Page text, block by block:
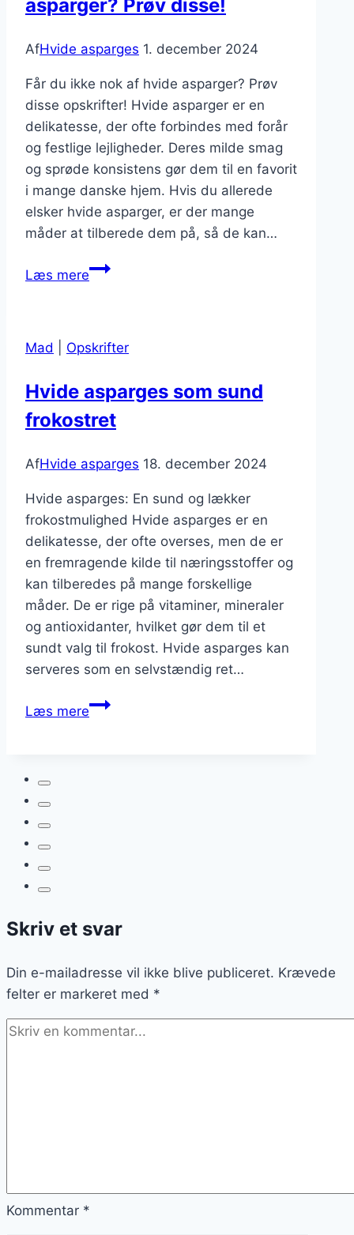
asparger? Prøv disse!
AfHvide asparges 1. december 2024
Får du ikke nok af hvide asparger? Prøv
disse opskrifter! Hvide asparger er en
delikatesse, der ofte forbindes med forår
og festlige lejligheder. Deres milde smag
og sprøde konsistens gør dem til en favorit
i mange danske hjem. Hvis du allerede
elsker hvide asparger, er der mange
måder at tilberede dem på, så de kan…
Læs mereFår
af
asparger?
Prøv
Mad Opskrifter
Hvide asparges som sund
frokostret
AfHvide asparges 18. december 2024
Hvide asparges: En sund og lækker
frokostmulighed Hvide asparges er en
delikatesse, der ofte overses, men de er
en fremragende kilde til næringsstoffer og
kan tilberedes på mange forskellige
måder. De er rige på vitaminer, mineraler
og antioxidanter, hvilket gør dem til et
sundt valg til frokost. Hvide asparges kan
serveres som en selvstændig ret…
Læs mereHvide
Skriv et svar
Din e-mailadresse vil ikke blive publiceret. Krævede
felter er markeret med *
Kommentar *